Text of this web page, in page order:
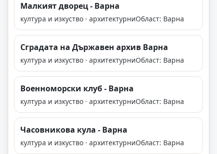
Малкият дворец - Варна
култура и изкуство · архитектурниОбласт: Варна
Сградата на Държавен архив Варна
култура и изкуство · архитектурниОбласт: Варна
Военноморски клуб - Варна
култура и изкуство · архитектурниОбласт: Варна
Часовникова кула - Варна
култура и изкуство · архитектурниОбласт: Варна